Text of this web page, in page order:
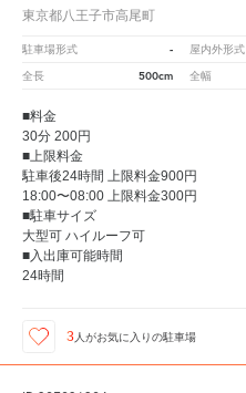
東京都八王子市高尾町
駐車場形式 - 屋内外形式
全長 500cm 全幅
■料金
30分 200円
■上限料金
駐車後24時間 上限料金900円
18:00〜08:00 上限料金300円
■駐車サイズ
大型可 ハイルーフ可
■入出庫可能時間
24時間
3 人がお気に入りの駐車場